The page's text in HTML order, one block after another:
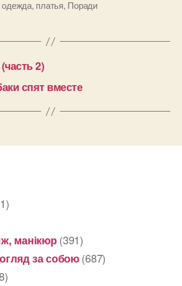
одежда, платья, Поради
2)
спят вместе
манікюр(391)
за собою(687)